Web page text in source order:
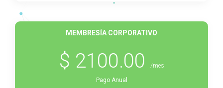
MEMBRESÍA CORPORATIVO
$ 2100.00 /mes
Pago Anual